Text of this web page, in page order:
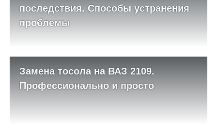
последствия. Способы устранения
проблемы
Замена тосола на ВАЗ 2109.
Профессионально и просто